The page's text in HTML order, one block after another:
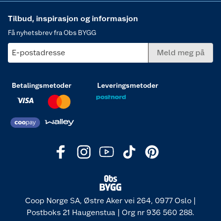
Tilbud, inspirasjon og informasjon
Få nyhetsbrev fra Obs BYGG
E-postadresse Meld meg på
Betalingsmetoder Leveringsmetoder
Coop Norge SA, Østre Aker vei 264, 0977 Oslo |
Postboks 21 Haugenstua | Org nr 936 560 288.